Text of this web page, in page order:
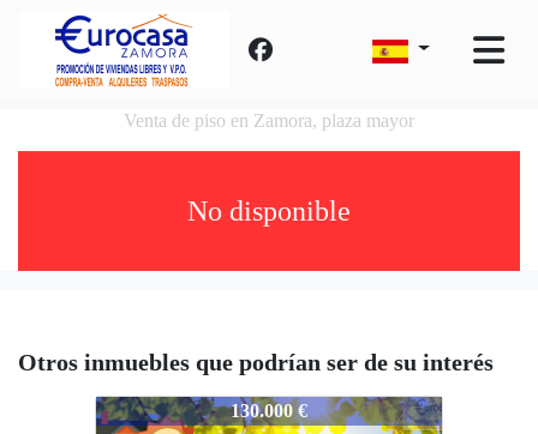
Venta de piso en Zamora, plaza mayor
No disponible
Otros inmuebles que podrían ser de su interés
705-pis_modernista_plaza_mayor
130.000 €